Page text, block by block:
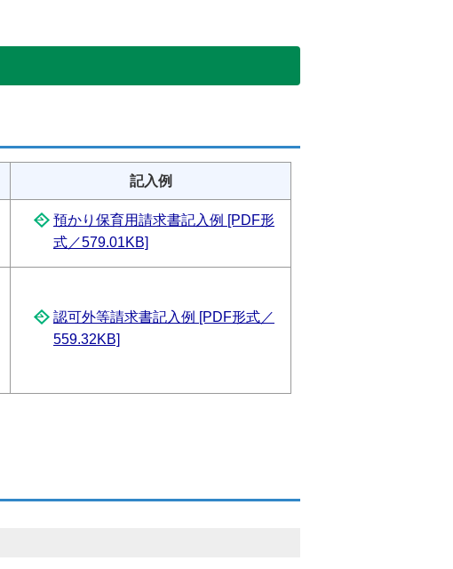
記入例
預かり保育用請求書記入例 [PDF形
式／579.01KB]
認可外等請求書記入例 [PDF形式／
559.32KB]